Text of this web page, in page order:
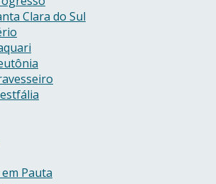
Clara do Sul
Pauta